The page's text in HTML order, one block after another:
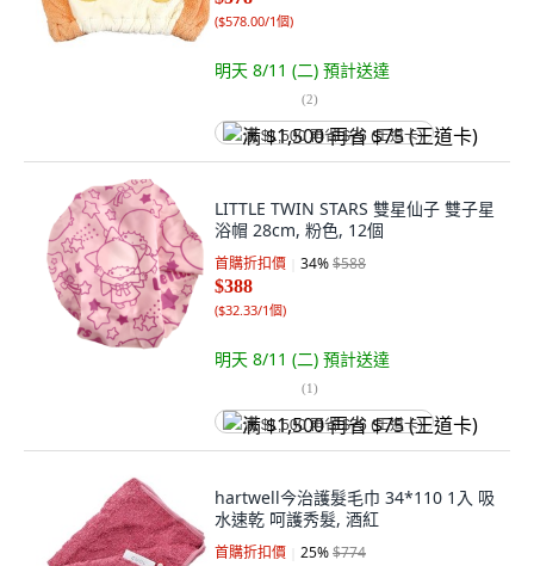
($578.00/1個)
明天 8/11 (二) 預計送達
(2)
满 $1,500 再省 $75 (王道卡)
LITTLE TWIN STARS 雙星仙子 雙子星
浴帽 28cm, 粉色, 12個
首購折扣價 34%$588
$388
($32.33/1個)
明天 8/11 (二) 預計送達
(1)
满 $1,500 再省 $75 (王道卡)
hartwell今治護髮毛巾 34*110 1入 吸
水速乾 呵護秀髮, 酒紅
首購折扣價 25%$774